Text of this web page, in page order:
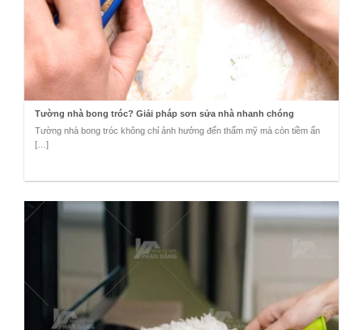
Tường nhà bong tróc? Giải pháp sơn sửa nhà nhanh chóng
Tường nhà bong tróc không chỉ ảnh hưởng đến thẩm mỹ mà còn tiềm ẩn
[…]